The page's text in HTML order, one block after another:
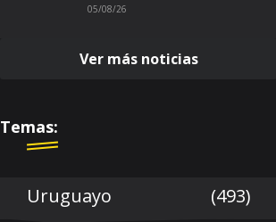
05/08/26
Ver más noticias
Temas:
Uruguayo (493)